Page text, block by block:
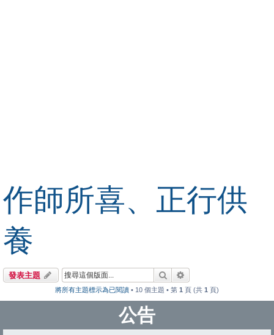
作師所喜、正行供
養
發表主題 搜尋
將所有主題標示為已閱讀 • 10 個主題 • 第 1 頁 (共 1 頁)
公告